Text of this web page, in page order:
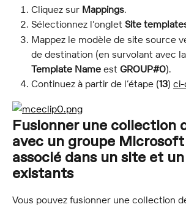
Cliquez sur Mappings.
Sélectionnez l’onglet Site
Mappez le modèle de site source
de destination (en survolant avec
Template Name est GROUP#0).
Continuez à partir de l’étape (13) ci-
Fusionner une collection
avec un groupe
associé dans un site et
existants
Vous pouvez fusionner une collection